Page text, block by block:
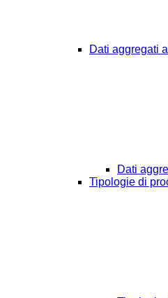
Dati aggregati
Dati
Tipologie di